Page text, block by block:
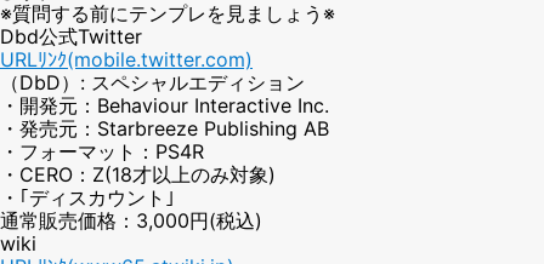
※質問する前にテンプレを見ましょう※
Dbd公式Twitter
URLﾘﾝｸ(mobile.twitter.com)
（DbD）: スペシャルエディション
・開発元：Behaviour Interactive Inc.
・発売元：Starbreeze Publishing AB
・フォーマット：PS4R
・CERO：Z(18才以上のみ対象)
・｢ディスカウント｣
通常販売価格：3,000円(税込)
wiki